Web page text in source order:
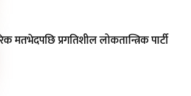
मतभेदपछि प्रगतिशील लोकतान्त्रिक पार्टी